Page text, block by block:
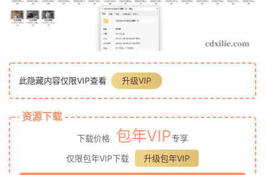
此隐藏内容仅限VIP查看 升级VIP
资源下载
下载价格 包年VIP专享
仅限包年VIP下载
升级包年VIP